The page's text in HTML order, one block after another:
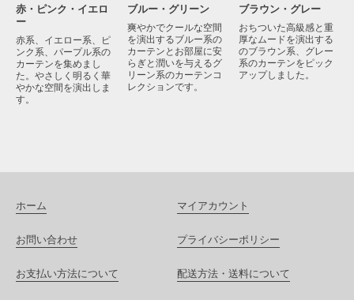
赤・ピンク・イエロ
ー
赤系、イエロー系、ピ
ンク系、パープル系の
カーテンを集めまし
た。やさしく明るく華
やかな空間を演出しま
す。
ブルー・グリーン
爽やかでクールな空間
を演出するブルー系の
カーテンとお部屋に安
らぎと潤いを与えるグ
リーン系のカーテンコ
レクションです。
ブラウン・グレー
おちついた高級感と重
厚なムードを演出する
のブラウン系、グレー
系のカーテンをピック
アップしました。
ホーム マイアカウント
お問い合わせ プライバシーポリシー
お支払い方法について 配送方法・送料について